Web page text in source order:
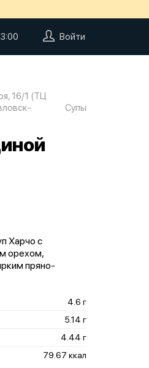
Войти
16/1 (ТЦ
Супы
Харчо с
орехом,
пряно-
4.6 г
5.14 г
4.44 г
79.67 ккал